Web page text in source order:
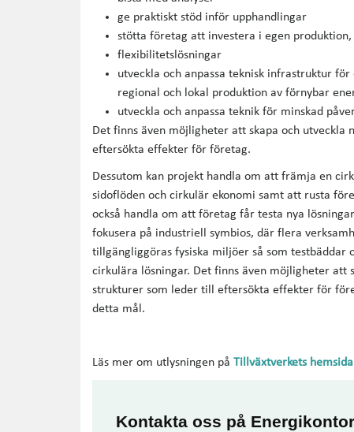
ge praktiskt stöd inför upphandlingar
stötta företag att investera i egen
flexibilitetslösningar
utveckla och anpassa teknisk infrastruktur
regional och lokal produktion av förnybar
utveckla och anpassa teknik för minskad
Det finns även möjligheter att skapa och
eftersökta effekter för företag.
Dessutom kan projekt handla om att främja en
sidoflöden och cirkulär ekonomi samt att rusta
också handla om att företag får testa nya
fokusera på industriell symbios, där flera
tillgängliggöras fysiska miljöer så som
cirkulära lösningar. Det finns även möjligheter att
strukturer som leder till eftersökta effekter för
detta mål.
Läs mer om utlysningen på Tillväxtverkets
Kontakta oss på